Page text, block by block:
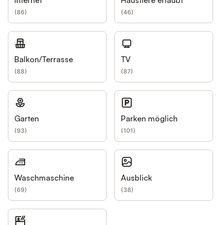
(86) (46)
Balkon/Terrasse
(88)
TV
(87)
Garten
(93)
Parken möglich
(101)
Waschmaschine
(69)
Ausblick
(38)